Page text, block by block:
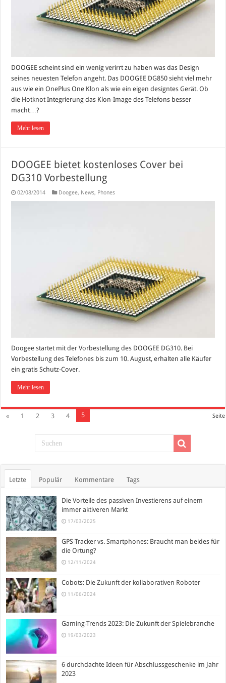
DOOGEE scheint sind ein wenig verirrt zu haben was das Design
seines neuesten Telefon angeht. Das DOOGEE DG850 sieht viel mehr
aus wie ein OnePlus One Klon als wie ein eigen designtes Gerät. Ob
die Hotknot Integrierung das Klon-Image des Telefons besser
macht…?
Mehr lesen
DOOGEE bietet kostenloses Cover bei
DG310 Vorbestellung
02/08/2014 Doogee, News, Phones
Doogee startet mit der Vorbestellung des DOOGEE DG310. Bei
Vorbestellung des Telefones bis zum 10. August, erhalten alle Käufer
ein gratis Schutz-Cover.
Mehr lesen
Seite
« 1 2 3 4 5
Letzte Populär Kommentare Tags
Die Vorteile des passiven Investierens auf einem
immer aktiveren Markt
17/03/2025
GPS-Tracker vs. Smartphones: Braucht man beides für
die Ortung?
12/11/2024
Cobots: Die Zukunft der kollaborativen Roboter
11/06/2024
Gaming-Trends 2023: Die Zukunft der Spielebranche
19/03/2023
6 durchdachte Ideen für Abschlussgeschenke im Jahr
2023